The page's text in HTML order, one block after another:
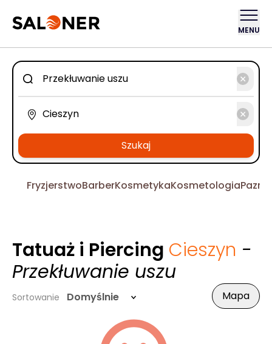
MENU
Szukaj
FryzjerstwoBarberKosmetykaKosmetologia
Tatuaż i Piercing Cieszyn -
Przekłuwanie uszu
Sortowanie Domyślnie Mapa